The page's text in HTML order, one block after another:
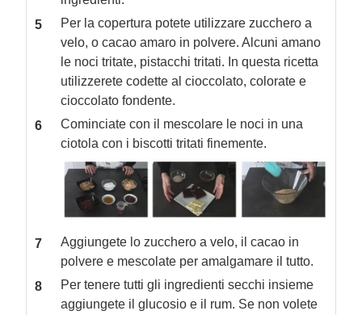
Per la copertura potete utilizzare zucchero a
velo, o cacao amaro in polvere. Alcuni amano
le noci tritate, pistacchi tritati. In questa ricetta
utilizzerete codette al cioccolato, colorate e
cioccolato fondente.
Cominciate con il mescolare le noci in una
ciotola con i biscotti tritati finemente.
Aggiungete lo zucchero a velo, il cacao in
polvere e mescolate per amalgamare il tutto.
Per tenere tutti gli ingredienti secchi insieme
aggiungete il glucosio e il rum. Se non volete